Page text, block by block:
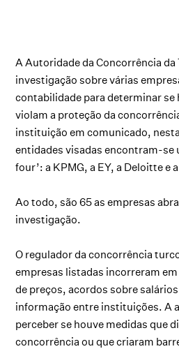
A Autoridade da Concorrência
investigação sobre várias
contabilidade para determinar se
violam a proteção da
instituição em comunicado,
entidades visadas encontram-se
four’: a KPMG, a EY, a Deloitte e
Ao todo, são 65 as empresas
investigação.
O regulador da concorrência
empresas listadas incorreram
de preços, acordos sobre
informação entre instituições. A
perceber se houve medidas que
concorrência ou que criaram